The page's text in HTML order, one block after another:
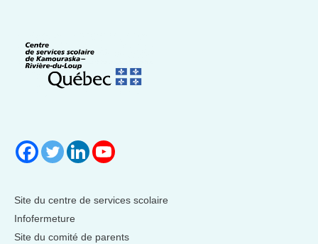
Site du centre de services scolaire
Infofermeture
Site du comité de parents